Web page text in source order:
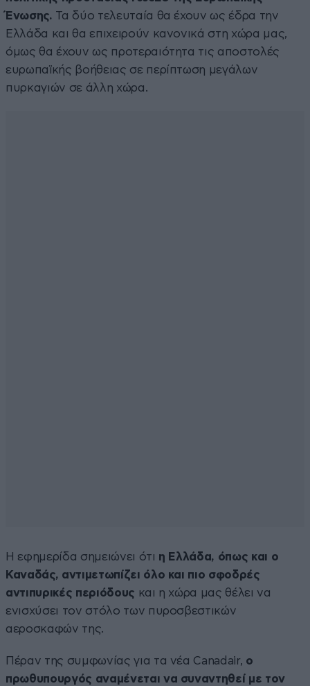
Ένωσης. Τα δύο τελευταία θα έχουν ως έδρα την
Ελλάδα και θα επιχειρούν κανονικά στη χώρα μας,
όμως θα έχουν ως προτεραιότητα τις αποστολές
ευρωπαϊκής βοήθειας σε περίπτωση μεγάλων
πυρκαγιών σε άλλη χώρα.
Η εφημερίδα σημειώνει ότι η Ελλάδα, όπως και ο
Καναδάς, αντιμετωπίζει όλο και πιο σφοδρές
αντιπυρικές περιόδους και η χώρα μας θέλει να
ενισχύσει τον στόλο των πυροσβεστικών
αεροσκαφών της.
Πέραν της συμφωνίας για τα νέα Canadair, ο
πρωθυπουργός αναμένεται να συναντηθεί με τον